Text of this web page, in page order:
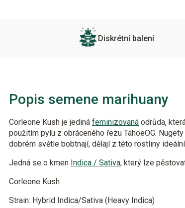
Diskrétní balení
Popis semene marihuany
Corleone Kush je jediná feminizovaná odrůda,
použitím pylu z obráceného řezu TahoeOG.
dobrém světle bobtnají, dělají z této rostliny
Jedná se o kmen Indica / Sativa, který lze
Corleone Kush
Strain: Hybrid Indica/Sativa (Heavy Indica)